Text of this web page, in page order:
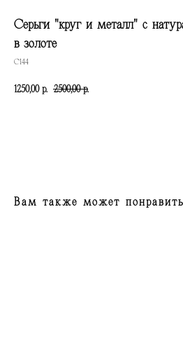
Серьги "круг и металл" с
в золоте
С144
1250,00 р. 2500,00 р.
Вам также может